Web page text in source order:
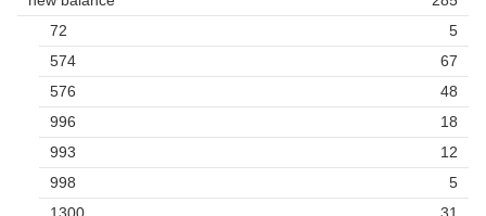
72
5
574
67
576
48
996
18
993
12
998
5
1300
31